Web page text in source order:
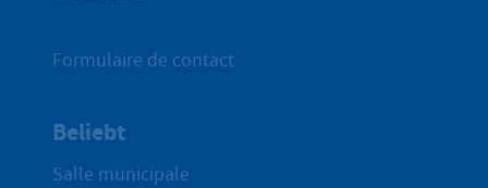
Formulaire de contact
Beliebt
Salle municipale